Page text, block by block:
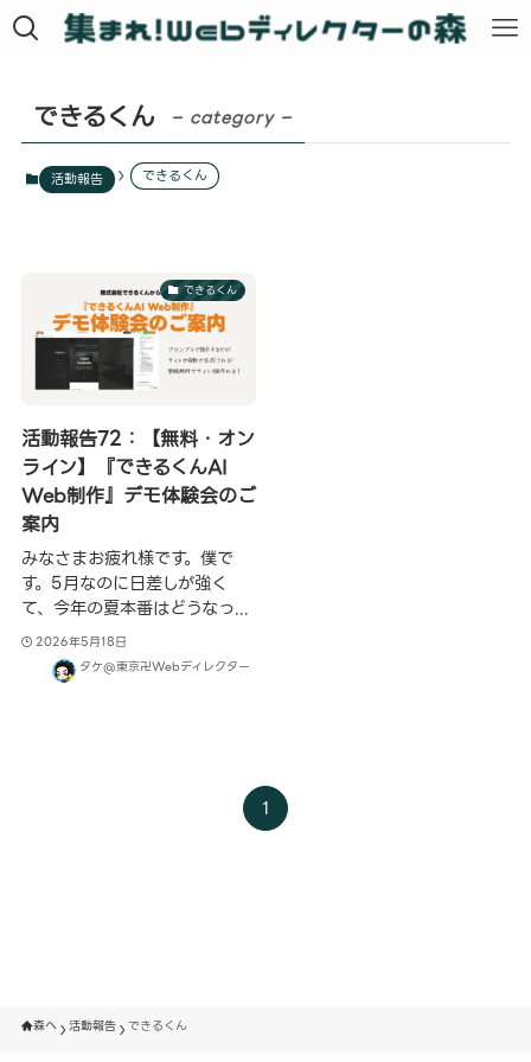
できるくん – category –
活動報告 できるくん
できるくん
活動報告72：【無料・オン
ライン】『できるくんAI
Web制作』デモ体験会のご
案内
みなさまお疲れ様です。僕で
す。5月なのに日差しが強く
て、今年の夏本番はどうなっ...
2026年5月18日
タケ@東京卍Webディレクター
1
森へ 活動報告 できるくん